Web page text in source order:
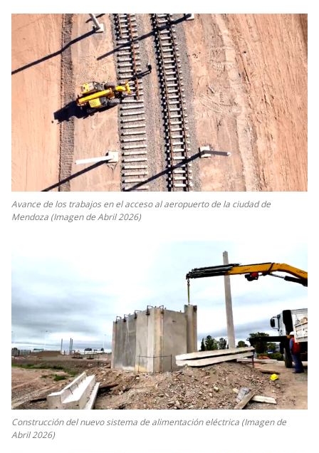
Avance de los trabajos en el acceso al aeropuerto de la ciudad de
Mendoza (Imagen de Abril 2026)
Construcción del nuevo sistema de alimentación eléctrica (Imagen de
Abril 2026)